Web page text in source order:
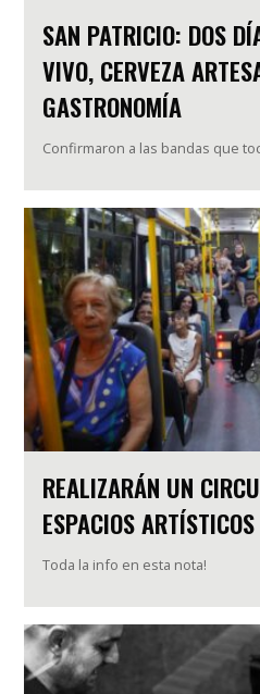
SAN PATRICIO: DOS
VIVO, CERVEZA
GASTRONOMÍA
Confirmaron a las bandas que
REALIZARÁN UN
ESPACIOS
Toda la info en esta nota!